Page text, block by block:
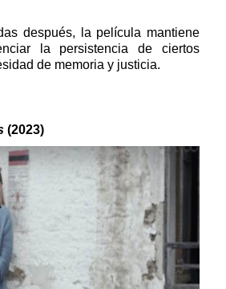
después, la película mantiene
la persistencia de ciertos
de memoria y justicia.
(2023)